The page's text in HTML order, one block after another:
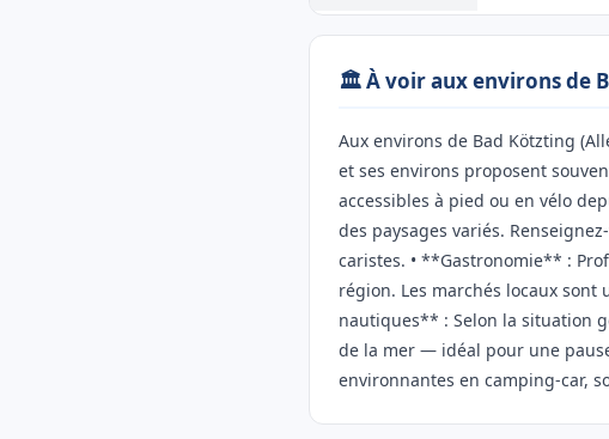
🏛️ À voir aux environs de
Aux environs de Bad Kötzting
et ses environs proposent
accessibles à pied ou en vélo
des paysages variés.
caristes. • **Gastronomie** :
région. Les marchés locaux
nautiques** : Selon la situation
de la mer — idéal pour une
environnantes en camping-car,